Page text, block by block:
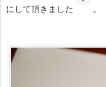
にして頂きました 。